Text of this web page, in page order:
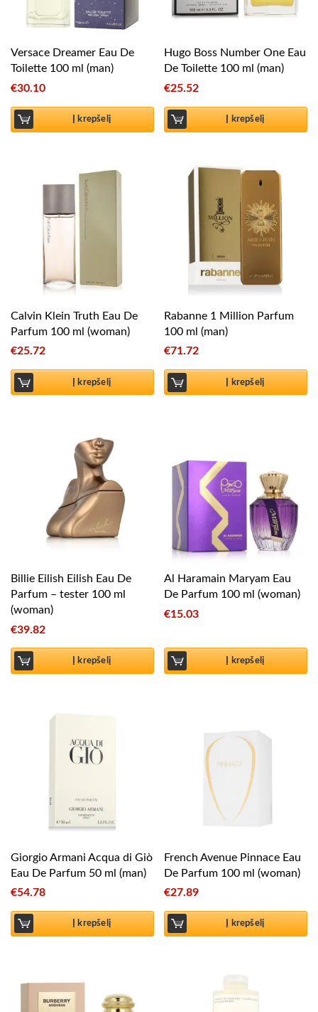
Versace Dreamer Eau De
Toilette 100 ml (man)
€30.10
Į krepšelį
Hugo Boss Number One Eau
De Toilette 100 ml (man)
€25.52
Į krepšelį
Calvin Klein Truth Eau De
Parfum 100 ml (woman)
€25.72
Į krepšelį
Rabanne 1 Million Parfum
100 ml (man)
€71.72
Į krepšelį
Billie Eilish Eilish Eau De
Parfum – tester 100 ml
(woman)
€39.82
Į krepšelį
Al Haramain Maryam Eau
De Parfum 100 ml (woman)
€15.03
Į krepšelį
Giorgio Armani Acqua di Giò
Eau De Parfum 50 ml (man)
€54.78
Į krepšelį
French Avenue Pinnace Eau
De Parfum 100 ml (woman)
€27.89
Į krepšelį